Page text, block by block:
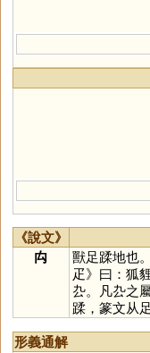
《說文》
禸
獸足蹂地也
疋》曰：狐
厹。凡厹之
蹂，篆文从
形義通解